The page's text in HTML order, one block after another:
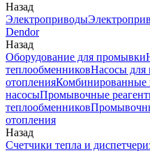
Назад
Электроприводы
Dendor
Назад
Оборудование для промывки
теплообменниковНасосы для
отопления
насосыПромывочные
теплообменников
отопления
Назад
Счетчики тепла и